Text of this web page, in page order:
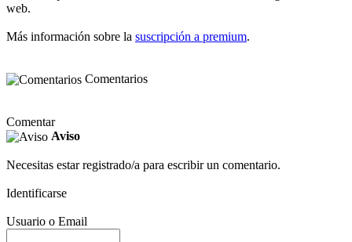
web.
Más información sobre la suscripción a premium.
Comentarios
Comentar
Aviso
Necesitas estar registrado/a para escribir un comentario.
Identificarse
Usuario o Email